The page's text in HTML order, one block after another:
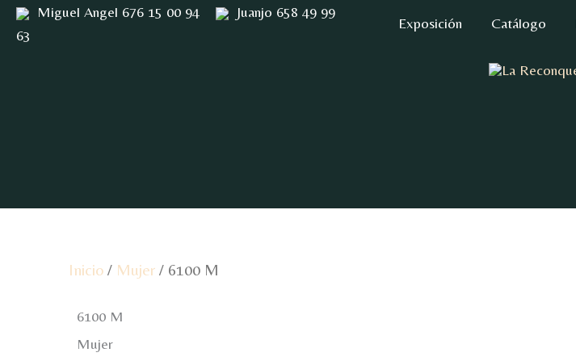
Miguel Angel 676 15 00 94
Juanjo 658 49 99
63
Exposición Catálogo
Inicio / Mujer / 6100 M
6100 M
Mujer